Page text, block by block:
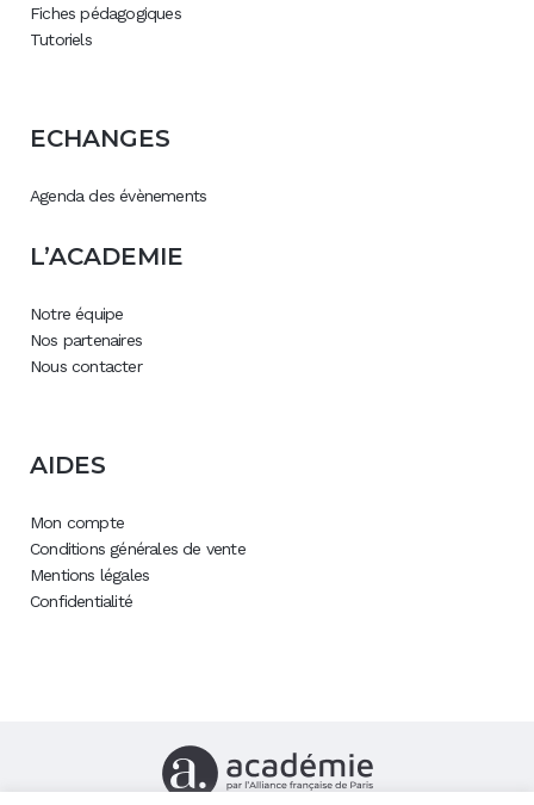
Fiches pédagogiques
Tutoriels
ECHANGES
Agenda des évènements
L’ACADEMIE
Notre équipe
Nos partenaires
Nous contacter
AIDES
Mon compte
Conditions générales de vente
Mentions légales
Confidentialité